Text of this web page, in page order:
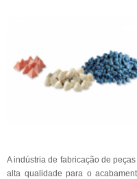
A indústria de fabricação de
alta qualidade para o